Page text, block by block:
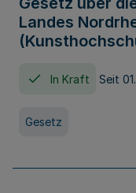
Landes
In Kraft Seit
Gesetz